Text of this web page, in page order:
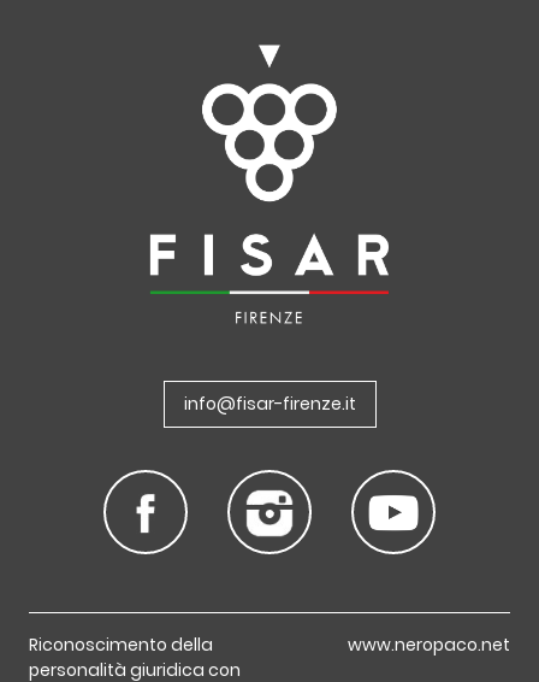
info@fisar-firenze.it
Riconoscimento della
personalità giuridica con
www.neropaco.net